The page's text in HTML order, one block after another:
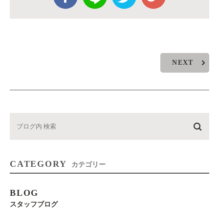
NEXT
CATEGORY カテゴリー
BLOG
スタッフブログ